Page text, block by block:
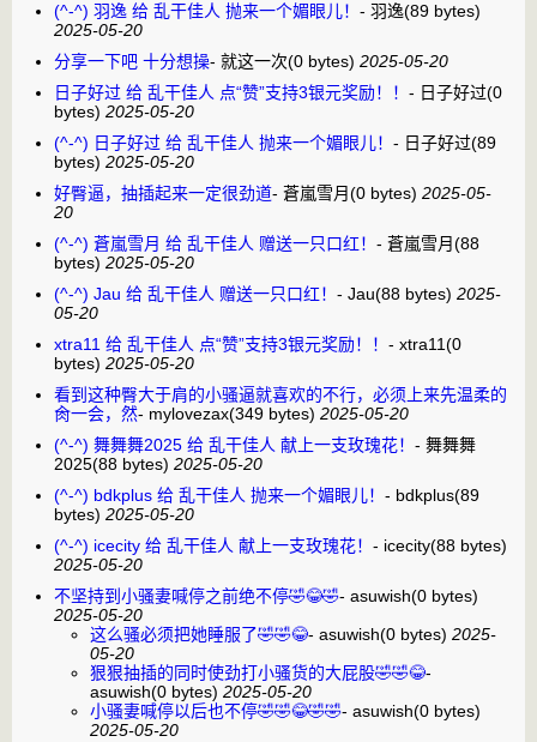
(^-^) 羽逸 给 乱干佳人 抛来一个媚眼儿！ - 羽逸(89 bytes)
2025-05-20
分享一下吧 十分想操- 就这一次(0 bytes) 2025-05-20
日子好过 给 乱干佳人 点“赞”支持3银元奖励！！ - 日子好过(0
bytes) 2025-05-20
(^-^) 日子好过 给 乱干佳人 抛来一个媚眼儿！ - 日子好过(89
bytes) 2025-05-20
好臀逼，抽插起来一定很劲道- 蒼嵐雪月(0 bytes) 2025-05-
20
(^-^) 蒼嵐雪月 给 乱干佳人 赠送一只口红！ - 蒼嵐雪月(88
bytes) 2025-05-20
(^-^) Jau 给 乱干佳人 赠送一只口红！ - Jau(88 bytes) 2025-
05-20
xtra11 给 乱干佳人 点“赞”支持3银元奖励！！ - xtra11(0
bytes) 2025-05-20
看到这种臀大于肩的小骚逼就喜欢的不行，必须上来先温柔的
肏一会，然- mylovezax(349 bytes) 2025-05-20
(^-^) 舞舞舞2025 给 乱干佳人 献上一支玫瑰花！ - 舞舞舞
2025(88 bytes) 2025-05-20
(^-^) bdkplus 给 乱干佳人 抛来一个媚眼儿！ - bdkplus(89
bytes) 2025-05-20
(^-^) icecity 给 乱干佳人 献上一支玫瑰花！ - icecity(88 bytes)
2025-05-20
不坚持到小骚妻喊停之前绝不停🤣😂🤣- asuwish(0 bytes)
2025-05-20
这么骚必须把她睡服了🤣🤣😂- asuwish(0 bytes) 2025-
05-20
狠狠抽插的同时使劲打小骚货的大屁股🤣🤣😂-
asuwish(0 bytes) 2025-05-20
小骚妻喊停以后也不停🤣🤣😂🤣🤣- asuwish(0 bytes)
2025-05-20